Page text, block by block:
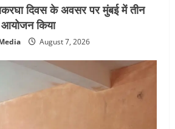
दिवस के अवसर पर मुंबई में तीन
आयोजन किया
August 7, 2026